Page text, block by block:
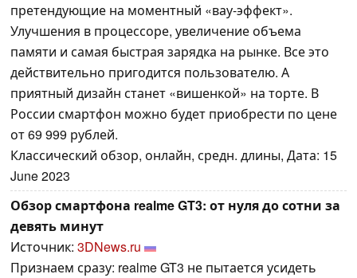
претендующие на моментный «вау-эффект».
Улучшения в процессоре, увеличение объема
памяти и самая быстрая зарядка на рынке. Все это
действительно пригодится пользователю. А
приятный дизайн станет «вишенкой» на торте. В
России смартфон можно будет приобрести по цене
от 69 999 рублей.
Классический обзор, онлайн, средн. длины, Дата: 15
June 2023
Обзор смартфона realme GT3: от нуля до сотни за
девять минут
Источник: 3DNews.ru
Признаем сразу: realme GT3 не пытается усидеть